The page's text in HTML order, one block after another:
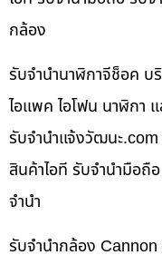
กล้อง
รับจำนำนาฬิกาจีช็อค บ
ไอแพค ไอโฟน นาฬิกา
รับจํานําแจ้งวัฒนะ
สินค้าไอที รับจำนำมือถื
จำนำ
รับจำนำกล้อง Cannon